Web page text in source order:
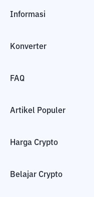
Informasi
Konverter
FAQ
Artikel Populer
Harga Crypto
Belajar Crypto